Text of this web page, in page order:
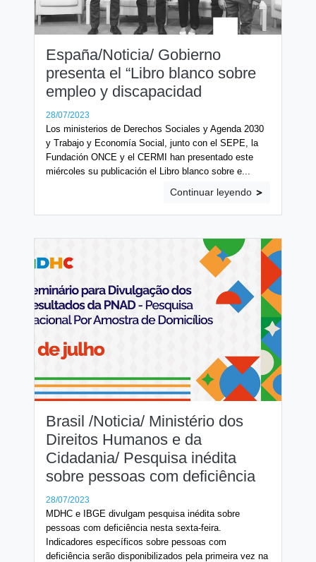
España/Noticia/ Gobierno
presenta el “Libro blanco sobre
empleo y discapacidad
28/07/2023
Los ministerios de Derechos Sociales y Agenda 2030
y Trabajo y Economía Social, junto con el SEPE, la
Fundación ONCE y el CERMI han presentado este
miércoles su publicación el Libro blanco sobre e...
Continuar leyendo
Brasil /Noticia/ Ministério dos
Direitos Humanos e da
Cidadania/ Pesquisa inédita
sobre pessoas com deficiência
28/07/2023
MDHC e IBGE divulgam pesquisa inédita sobre
pessoas com deficiência nesta sexta-feira.
Indicadores específicos sobre pessoas com
deficiência serão disponibilizados pela primeira vez na